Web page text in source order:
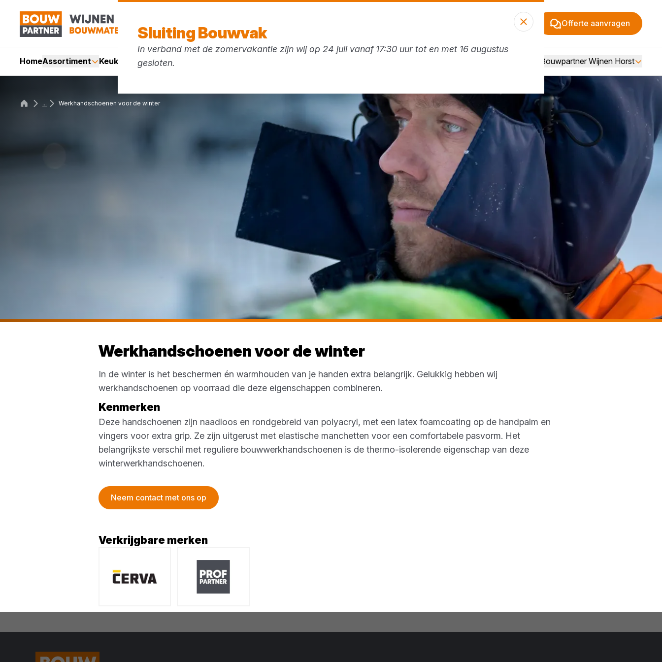
Offerte aanvragen
HomeAssortiment Keukens Services Over Bouwpartner Wijnen Horst
... Werkhandschoenen voor de winter
Werkhandschoenen voor de winter
In de winter is het beschermen én warmhouden van je handen extra belangrijk. Gelukkig hebben wij
werkhandschoenen op voorraad die deze eigenschappen combineren.
Kenmerken
Deze handschoenen zijn naadloos en rondgebreid van polyacryl, met een latex foamcoating op de handpalm en
vingers voor extra grip. Ze zijn uitgerust met elastische manchetten voor een comfortabele pasvorm. Het
belangrijkste verschil met reguliere bouwwerkhandschoenen is de thermo-isolerende eigenschap van deze
winterwerkhandschoenen.
Neem contact met ons op
Verkrijgbare merken
Sluiting Bouwvak
In verband met de zomervakantie zijn wij op 24 juli vanaf 17:30 uur tot en met 16 augustus
gesloten.